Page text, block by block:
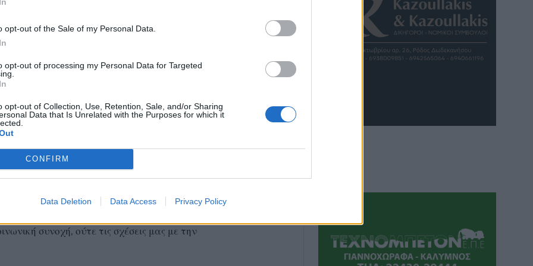
opt-out of the Sale of my Personal Data.
opt-out of processing my Personal Data for Targeted
opt-out of Collection, Use, Retention, Sale, and/or Sharing
Data that Is Unrelated with the Purposes for which it
CONFIRM
Data Deletion Data Access Privacy Policy
είναι και χρήσιμη και αναγκαία
παιδιών και σε εκείνα που ζουν ήδη με ομόφυλα
το πλαίσιο για την υποβοηθούμενη
γονέας 2.
γάμος αποτελεί αποκλειστική υπόθεση
σέβεται.
συνοχή, ούτε τις σχέσεις μας με την